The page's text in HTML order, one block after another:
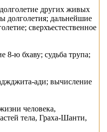
других живых
долголетия; дальнейшие
сверхъестественное
8-ю бхaву; судьба трупа;
ади; вычисление
человека,
тела, Граха-Шанти,